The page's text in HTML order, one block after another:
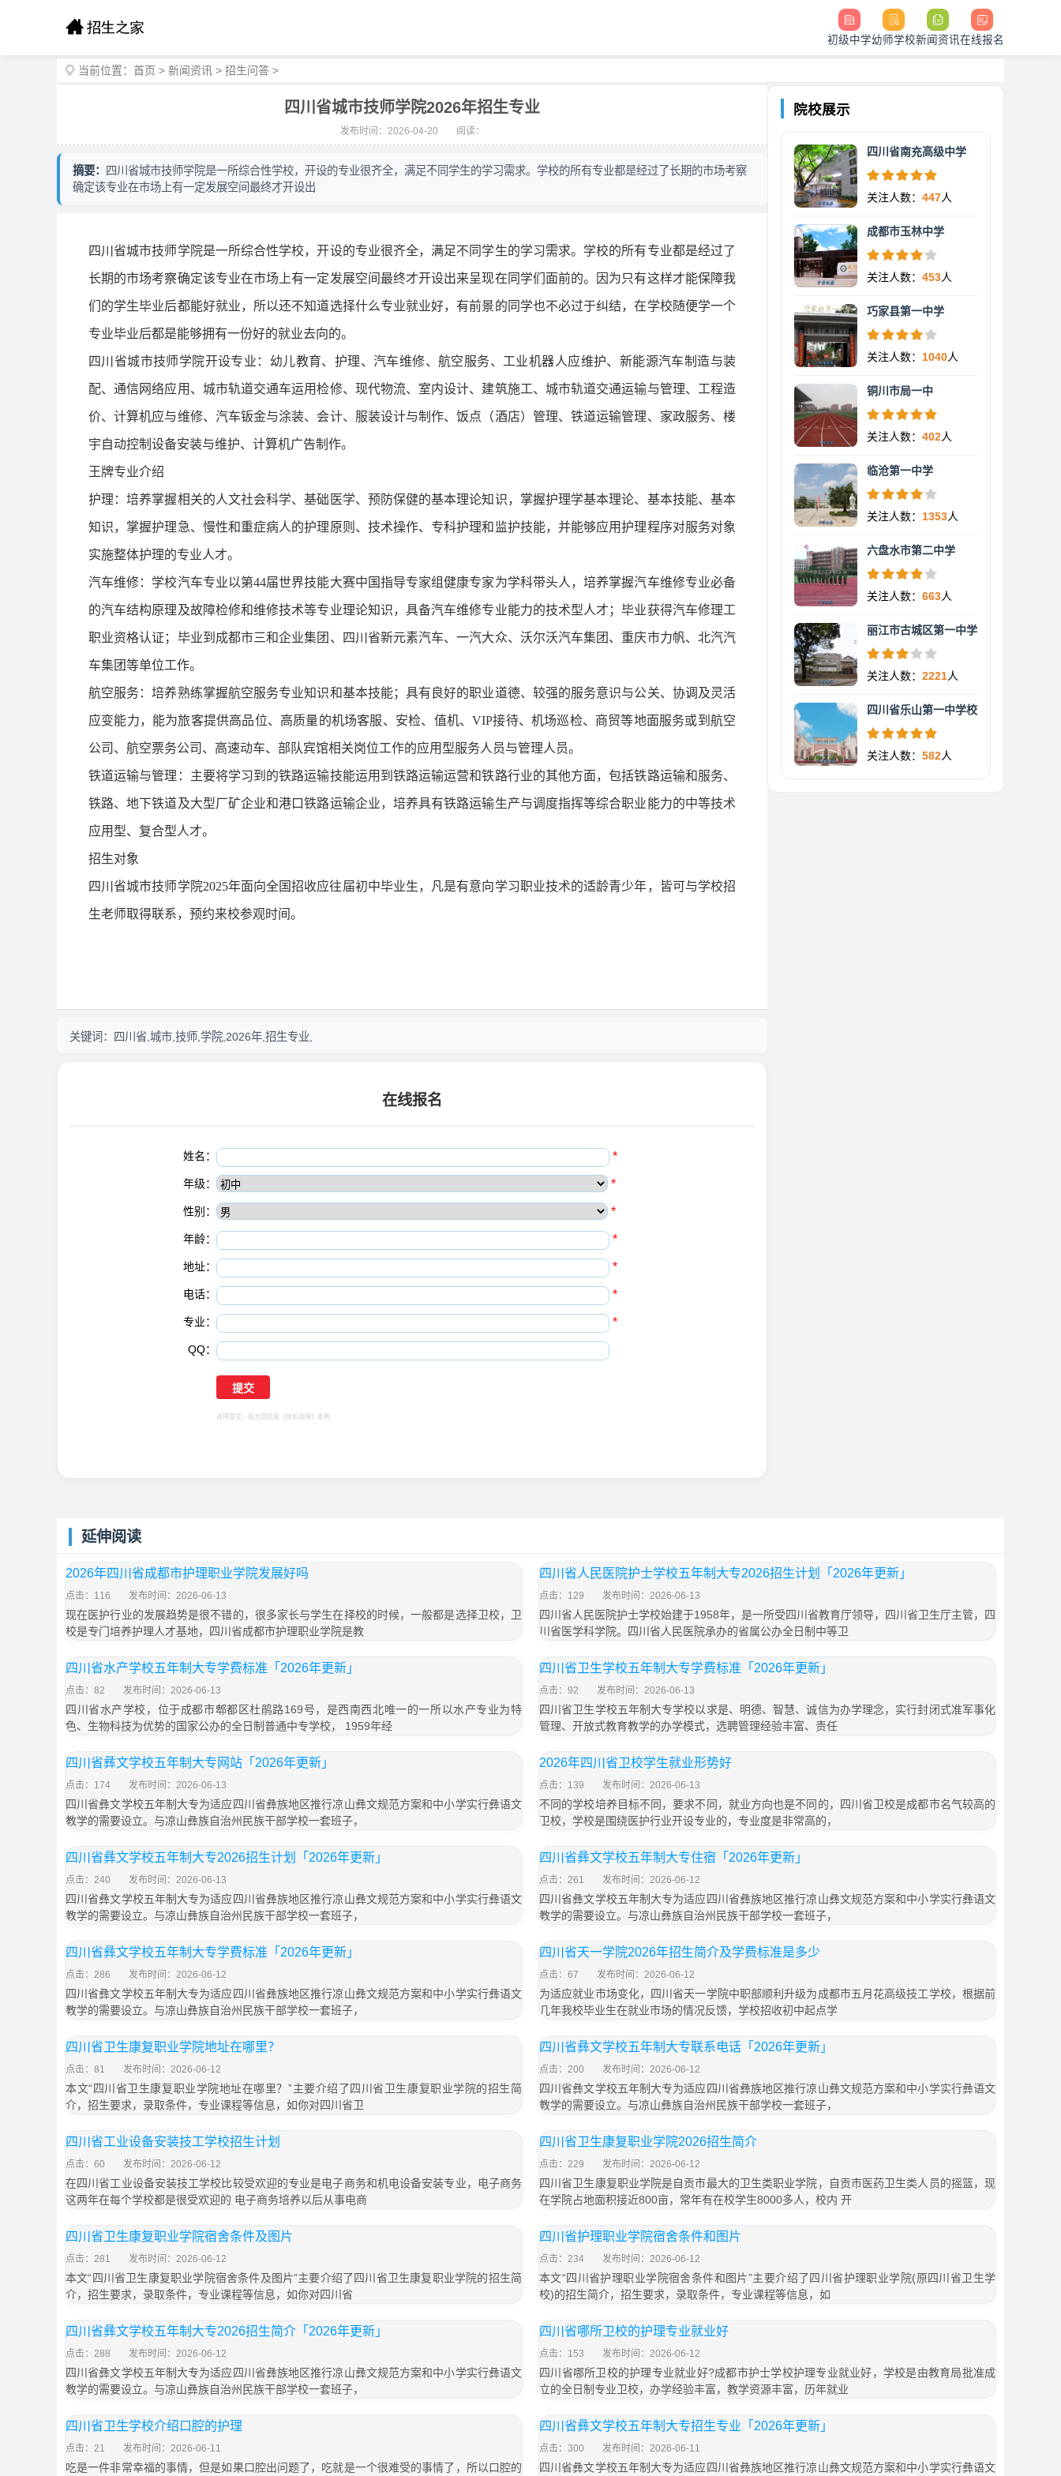
初级中学幼师学校新闻资讯在线报名
当前位置： 首页 > 新闻资讯 > 招生问答 >
四川省城市技师学院2026年招生专业
发布时间：2026-04-20 阅读：
摘要：
四川省城市技师学院是一所综合性学校，开设的专业很齐全，满足不同学生的学习需求。学校的所有专业都是经过了长期的市场考察
确定该专业在市场上有一定发展空间最终才开设出
四川省城市技师学院是一所综合性学校，开设的专业很齐全，满足不同学生的学习需求。学校的所有专业都是经过了
长期的市场考察确定该专业在市场上有一定发展空间最终才开设出来呈现在同学们面前的。因为只有这样才能保障我
们的学生毕业后都能好就业，所以还不知道选择什么专业就业好，有前景的同学也不必过于纠结，在学校随便学一个
专业毕业后都是能够拥有一份好的就业去向的。
四川省城市技师学院开设专业：幼儿教育、护理、汽车维修、航空服务、工业机器人应维护、新能源汽车制造与装
配、通信网络应用、城市轨道交通车运用检修、现代物流、室内设计、建筑施工、城市轨道交通运输与管理、工程造
价、计算机应与维修、汽车钣金与涂装、会计、服装设计与制作、饭点（酒店）管理、铁道运输管理、家政服务、楼
宇自动控制设备安装与维护、计算机广告制作。
王牌专业介绍
护理：培养掌握相关的人文社会科学、基础医学、预防保健的基本理论知识，掌握护理学基本理论、基本技能、基本
知识，掌握护理急、慢性和重症病人的护理原则、技术操作、专科护理和监护技能，并能够应用护理程序对服务对象
实施整体护理的专业人才。
汽车维修：学校汽车专业以第44届世界技能大赛中国指导专家组健康专家为学科带头人，培养掌握汽车维修专业必备
的汽车结构原理及故障检修和维修技术等专业理论知识，具备汽车维修专业能力的技术型人才；毕业获得汽车修理工
职业资格认证；毕业到成都市三和企业集团、四川省新元素汽车、一汽大众、沃尔沃汽车集团、重庆市力帆、北汽汽
车集团等单位工作。
航空服务：培养熟练掌握航空服务专业知识和基本技能；具有良好的职业道德、较强的服务意识与公关、协调及灵活
应变能力，能为旅客提供高品位、高质量的机场客服、安检、值机、VIP接待、机场巡检、商贸等地面服务或到航空
公司、航空票务公司、高速动车、部队宾馆相关岗位工作的应用型服务人员与管理人员。
铁道运输与管理：主要将学习到的铁路运输技能运用到铁路运输运营和铁路行业的其他方面，包括铁路运输和服务、
铁路、地下铁道及大型厂矿企业和港口铁路运输企业，培养具有铁路运输生产与调度指挥等综合职业能力的中等技术
应用型、复合型人才。
招生对象
四川省城市技师学院2025年面向全国招收应往届初中毕业生，凡是有意向学习职业技术的适龄青少年，皆可与学校招
生老师取得联系，预约来校参观时间。
关键词： 四川省,城市,技师,学院,2026年,招生专业,
在线报名
姓名： *
年级： *
性别： *
年龄： *
地址： *
电话： *
专业： *
QQ：
选择提交，视为您同意 《隐私保障》 条例
院校展示
四川省南充高级中学
关注人数： 447人
成都市玉林中学
关注人数： 453人
巧家县第一中学
关注人数： 1040人
铜川市局一中
关注人数： 402人
临沧第一中学
关注人数： 1353人
六盘水市第二中学
关注人数： 663人
丽江市古城区第一中学
关注人数： 2221人
四川省乐山第一中学校
关注人数： 582人
延伸阅读
2026年四川省成都市护理职业学院发展好吗
点击：116 发布时间：2026-06-13
现在医护行业的发展趋势是很不错的，很多家长与学生在择校的时候，一般都是选择卫校，卫
校是专门培养护理人才基地，四川省成都市护理职业学院是教
四川省人民医院护士学校五年制大专2026招生计划「2026年更新」
点击：129 发布时间：2026-06-13
四川省人民医院护士学校始建于1958年，是一所受四川省教育厅领导，四川省卫生厅主管，四
川省医学科学院。四川省人民医院承办的省属公办全日制中等卫
四川省水产学校五年制大专学费标准「2026年更新」
点击：82 发布时间：2026-06-13
四川省水产学校，位于成都市郫都区杜鹃路169号，是西南西北唯一的一所以水产专业为特
色、生物科技为优势的国家公办的全日制普通中专学校， 1959年经
四川省卫生学校五年制大专学费标准「2026年更新」
点击：92 发布时间：2026-06-13
四川省卫生学校五年制大专学校以求是、明德、智慧、诚信为办学理念，实行封闭式准军事化
管理、开放式教育教学的办学模式，选聘管理经验丰富、责任
四川省彝文学校五年制大专网站「2026年更新」
点击：174 发布时间：2026-06-13
四川省彝文学校五年制大专为适应四川省彝族地区推行凉山彝文规范方案和中小学实行彝语文
教学的需要设立。与凉山彝族自治州民族干部学校一套班子，
2026年四川省卫校学生就业形势好
点击：139 发布时间：2026-06-13
不同的学校培养目标不同，要求不同，就业方向也是不同的，四川省卫校是成都市名气较高的
卫校，学校是围绕医护行业开设专业的，专业度是非常高的，
四川省彝文学校五年制大专2026招生计划「2026年更新」
点击：240 发布时间：2026-06-13
四川省彝文学校五年制大专为适应四川省彝族地区推行凉山彝文规范方案和中小学实行彝语文
教学的需要设立。与凉山彝族自治州民族干部学校一套班子，
四川省彝文学校五年制大专住宿「2026年更新」
点击：261 发布时间：2026-06-12
四川省彝文学校五年制大专为适应四川省彝族地区推行凉山彝文规范方案和中小学实行彝语文
教学的需要设立。与凉山彝族自治州民族干部学校一套班子，
四川省彝文学校五年制大专学费标准「2026年更新」
点击：286 发布时间：2026-06-12
四川省彝文学校五年制大专为适应四川省彝族地区推行凉山彝文规范方案和中小学实行彝语文
教学的需要设立。与凉山彝族自治州民族干部学校一套班子，
四川省天一学院2026年招生简介及学费标准是多少
点击：67 发布时间：2026-06-12
为适应就业市场变化，四川省天一学院中职部顺利升级为成都市五月花高级技工学校，根据前
几年我校毕业生在就业市场的情况反馈，学校招收初中起点学
四川省卫生康复职业学院地址在哪里？
点击：81 发布时间：2026-06-12
本文“四川省卫生康复职业学院地址在哪里？”主要介绍了四川省卫生康复职业学院的招生简
介，招生要求，录取条件，专业课程等信息，如你对四川省卫
四川省彝文学校五年制大专联系电话「2026年更新」
点击：200 发布时间：2026-06-12
四川省彝文学校五年制大专为适应四川省彝族地区推行凉山彝文规范方案和中小学实行彝语文
教学的需要设立。与凉山彝族自治州民族干部学校一套班子，
四川省工业设备安装技工学校招生计划
点击：60 发布时间：2026-06-12
在四川省工业设备安装技工学校比较受欢迎的专业是电子商务和机电设备安装专业，电子商务
这两年在每个学校都是很受欢迎的 电子商务培养以后从事电商
四川省卫生康复职业学院2026招生简介
点击：229 发布时间：2026-06-12
四川省卫生康复职业学院是自贡市最大的卫生类职业学院，自贡市医药卫生类人员的摇篮，现
在学院占地面积接近800亩，常年有在校学生8000多人，校内 开
四川省卫生康复职业学院宿舍条件及图片
点击：281 发布时间：2026-06-12
本文“四川省卫生康复职业学院宿舍条件及图片”主要介绍了四川省卫生康复职业学院的招生简
介，招生要求，录取条件，专业课程等信息，如你对四川省
四川省护理职业学院宿舍条件和图片
点击：234 发布时间：2026-06-12
本文“四川省护理职业学院宿舍条件和图片”主要介绍了四川省护理职业学院(原四川省卫生学
校)的招生简介，招生要求，录取条件，专业课程等信息，如
四川省彝文学校五年制大专2026招生简介「2026年更新」
点击：288 发布时间：2026-06-12
四川省彝文学校五年制大专为适应四川省彝族地区推行凉山彝文规范方案和中小学实行彝语文
教学的需要设立。与凉山彝族自治州民族干部学校一套班子，
四川省哪所卫校的护理专业就业好
点击：153 发布时间：2026-06-12
四川省哪所卫校的护理专业就业好?成都市护士学校护理专业就业好，学校是由教育局批准成
立的全日制专业卫校，办学经验丰富，教学资源丰富，历年就业
四川省卫生学校介绍口腔的护理
点击：21 发布时间：2026-06-11
吃是一件非常幸福的事情，但是如果口腔出问题了，吃就是一个很难受的事情了，所以口腔的
四川省彝文学校五年制大专招生专业「2026年更新」
点击：300 发布时间：2026-06-11
四川省彝文学校五年制大专为适应四川省彝族地区推行凉山彝文规范方案和中小学实行彝语文